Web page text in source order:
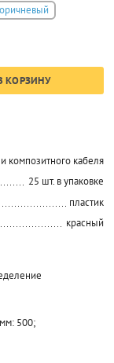
КОРЗИНУ
композитного кабеля
25 шт. в упаковке
пластик
красный
500;